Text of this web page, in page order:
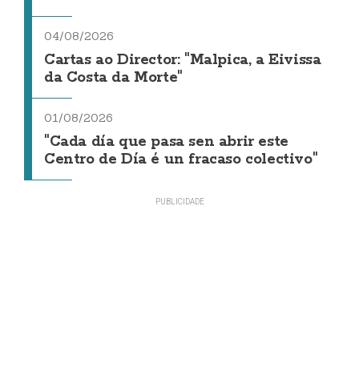
04/08/2026
Cartas ao Director: "Malpica, a Eivissa
da Costa da Morte"
01/08/2026
"Cada día que pasa sen abrir este
Centro de Día é un fracaso colectivo"